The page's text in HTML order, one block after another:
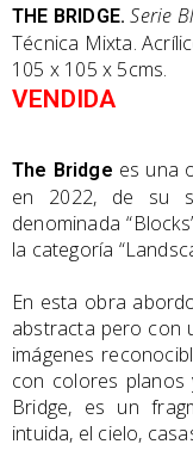
THE BRIDGE. Serie
Técnica Mixta.
105 x 105 x 5cms.
VENDIDA
The Bridge es una
en 2022, de su
denominada
la categoría
En esta obra
abstracta pero con
imágenes
con colores planos
Bridge, es un
intuida, el cielo,